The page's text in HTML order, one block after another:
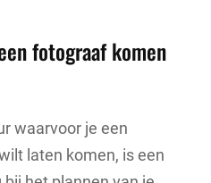
fotograaf komen
waarvoor je een
laten komen, is een